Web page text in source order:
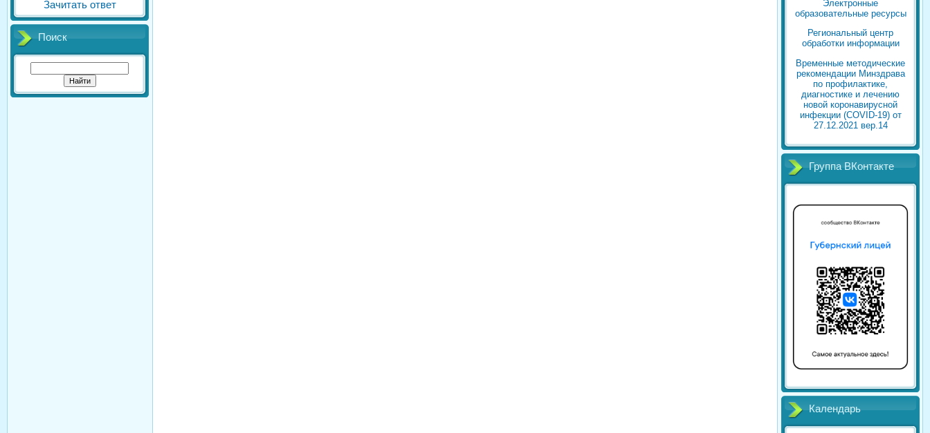
Зачитать ответ
Поиск
Электронные
образовательные ресурсы
Региональный центр
обработки информации
Временные методические
рекомендации Минздрава
по профилактике,
диагностике и лечению
новой коронавирусной
инфекции (COVID-19) от
27.12.2021 вер.14
Группа ВКонтакте
Календарь